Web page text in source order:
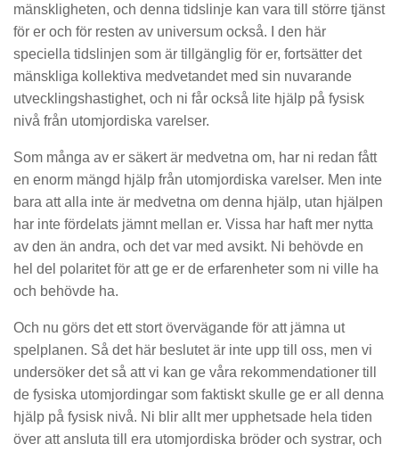
mänskligheten, och denna tidslinje kan vara till större tjänst
för er och för resten av universum också. I den här
speciella tidslinjen som är tillgänglig för er, fortsätter det
mänskliga kollektiva medvetandet med sin nuvarande
utvecklingshastighet, och ni får också lite hjälp på fysisk
nivå från utomjordiska varelser.
Som många av er säkert är medvetna om, har ni redan fått
en enorm mängd hjälp från utomjordiska varelser. Men inte
bara att alla inte är medvetna om denna hjälp, utan hjälpen
har inte fördelats jämnt mellan er. Vissa har haft mer nytta
av den än andra, och det var med avsikt. Ni behövde en
hel del polaritet för att ge er de erfarenheter som ni ville ha
och behövde ha.
Och nu görs det ett stort övervägande för att jämna ut
spelplanen. Så det här beslutet är inte upp till oss, men vi
undersöker det så att vi kan ge våra rekommendationer till
de fysiska utomjordingar som faktiskt skulle ge er all denna
hjälp på fysisk nivå. Ni blir allt mer upphetsade hela tiden
över att ansluta till era utomjordiska bröder och systrar, och